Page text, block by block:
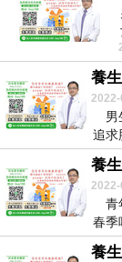
養
男
追求
養
青
春季
養